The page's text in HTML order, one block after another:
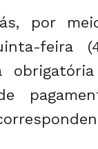
por
feira